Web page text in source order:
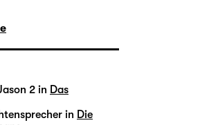
2 in Das
in Die